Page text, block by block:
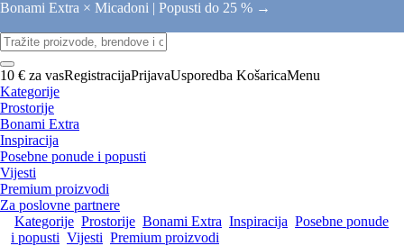
Bonami Extra × Micadoni | Popusti do 25 % →
10 € za vasRegistracijaPrijavaUsporedba KošaricaMenu
Kategorije
Prostorije
Bonami Extra
Inspiracija
Posebne ponude i popusti
Vijesti
Premium proizvodi
Za poslovne partnere
Kategorije Prostorije Bonami Extra Inspiracija Posebne ponude
i popusti Vijesti Premium proizvodi